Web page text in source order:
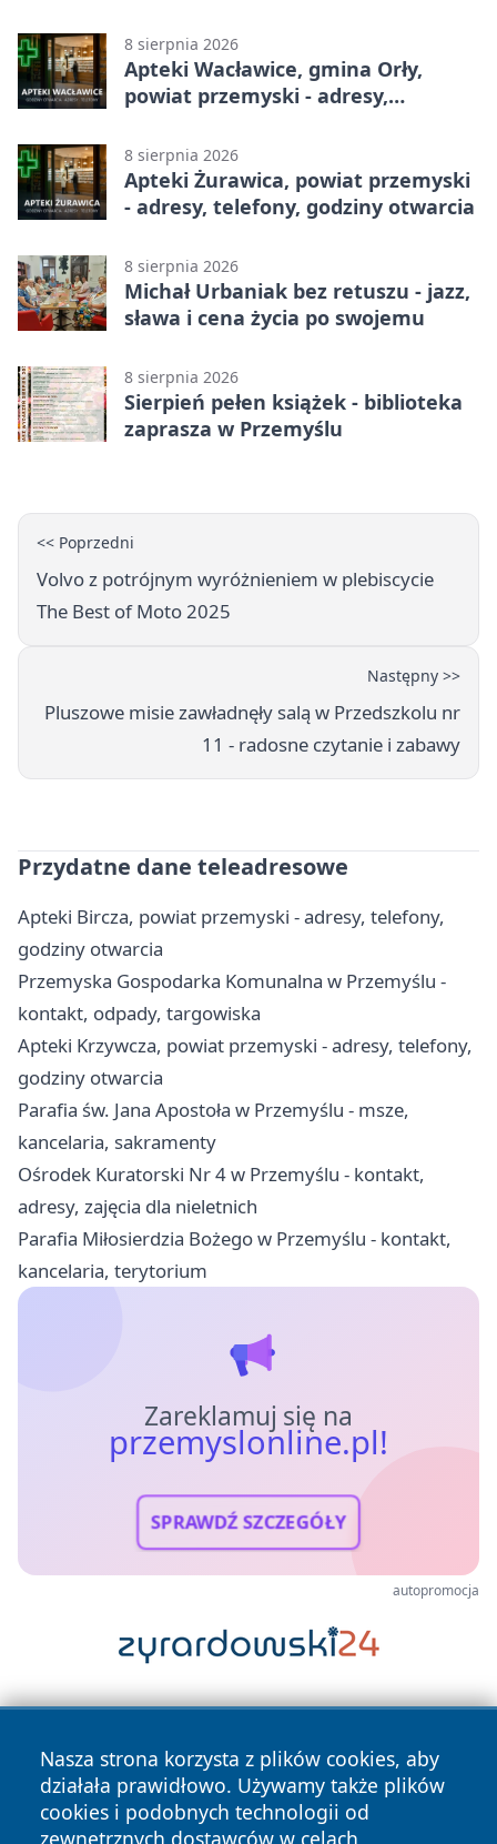
8 sierpnia 2026
Apteki Wacławice, gmina Orły,
powiat przemyski - adresy,
8 sierpnia 2026
Apteki Żurawica, powiat przemyski
- adresy, telefony, godziny otwarcia
8 sierpnia 2026
Michał Urbaniak bez retuszu - jazz,
sława i cena życia po swojemu
8 sierpnia 2026
Sierpień pełen książek - biblioteka
zaprasza w Przemyślu
<< Poprzedni
Volvo z potrójnym wyróżnieniem w plebiscycie
The Best of Moto 2025
Następny >>
Pluszowe misie zawładnęły salą w Przedszkolu nr
11 - radosne czytanie i zabawy
Przydatne dane teleadresowe
Apteki Bircza, powiat przemyski - adresy, telefony,
godziny otwarcia
Przemyska Gospodarka Komunalna w Przemyślu -
kontakt, odpady, targowiska
Apteki Krzywcza, powiat przemyski - adresy, telefony,
godziny otwarcia
Parafia św. Jana Apostoła w Przemyślu - msze,
kancelaria, sakramenty
Ośrodek Kuratorski Nr 4 w Przemyślu - kontakt,
adresy, zajęcia dla nieletnich
Parafia Miłosierdzia Bożego w Przemyślu - kontakt,
kancelaria, terytorium
Zareklamuj się na
przemyslonline.pl!
SPRAWDŹ SZCZEGÓŁY
autopromocja
Nasza strona korzysta z plików cookies, aby
działała prawidłowo. Używamy także plików
cookies i podobnych technologii od
zewnętrznych dostawców w celach